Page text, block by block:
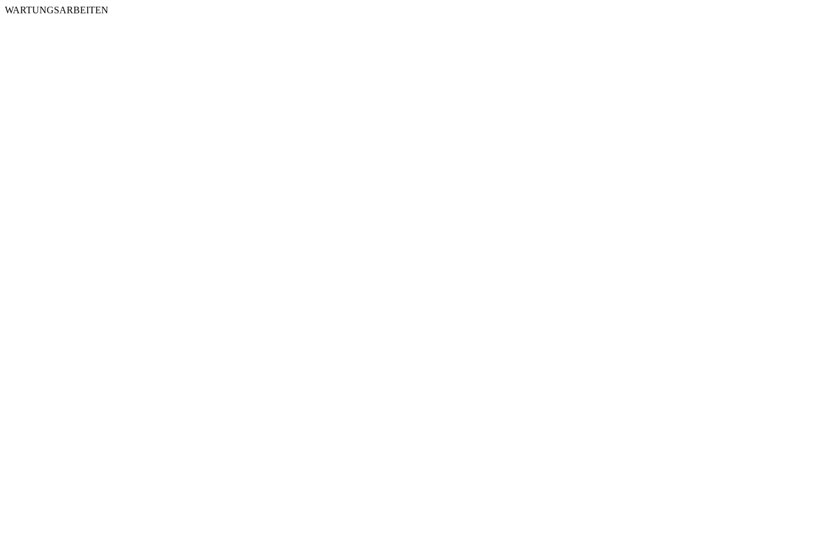
WARTUNGSARBEITEN